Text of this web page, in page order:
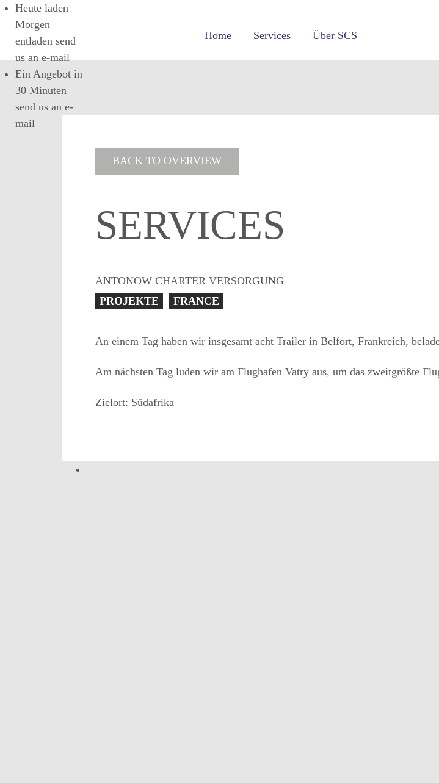
Heute laden
Morgen
entladen send
us an e-mail
Ein Angebot in
30 Minuten
send us an e-
mail
Home Services Über SCS
BACK TO OVERVIEW
SERVICES
ANTONOW CHARTER VERSORGUNG
PROJEKTE
FRANCE
An einem Tag haben wir insgesamt acht Trailer in Belfort, Frankreich,
Am nächsten Tag luden wir am Flughafen Vatry aus, um das zweitgrößte
Zielort: Südafrika